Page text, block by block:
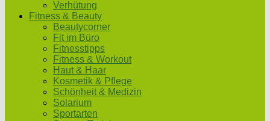
Verhütung
Fitness & Beauty
Beautycorner
Fit im Büro
Fitnesstipps
Fitness & Workout
Haut & Haar
Kosmetik & Pflege
Schönheit & Medizin
Solarium
Sportarten